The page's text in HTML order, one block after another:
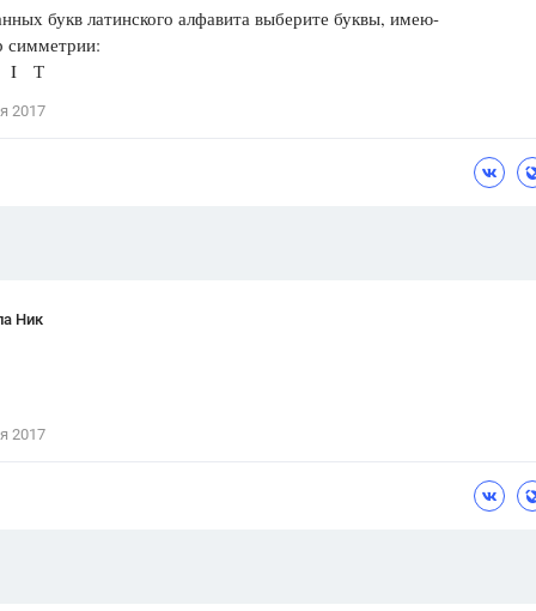
Учебники
Красота,
букв латинского алфавита выберите буквы, имею-
симметрии:
I Т
2017
Ник
2017